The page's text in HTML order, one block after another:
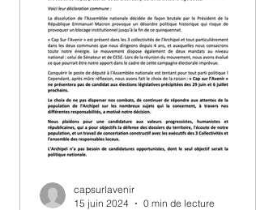
capsurlavenir
15 juin 2024
0 min de lecture